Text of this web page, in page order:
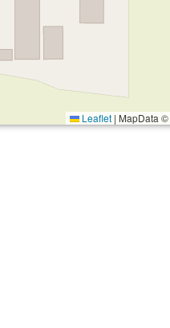
Leaflet | MapData ©